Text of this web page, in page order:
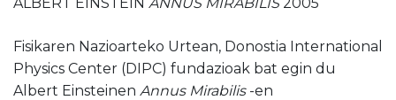
Fisikaren Nazioarteko Urtean, Donostia International
Physics Center (DIPC) fundazioak bat egin du
Albert Einsteinen Annus Mirabilis -en